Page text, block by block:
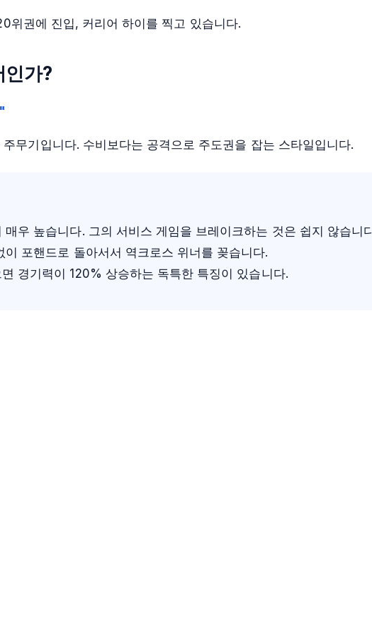
위권에 진입, 커리어 하이를 찍고 있습니다.
인가?
무기입니다. 수비보다는 공격으로 주도권을 잡는 스타일입니다.
우 높습니다. 그의 서비스 게임을 브레이크하는 것은 쉽지 않습니
이 포핸드로 돌아서서 역크로스 위너를 꽂습니다.
경기력이 120% 상승하는 독특한 특징이 있습니다.